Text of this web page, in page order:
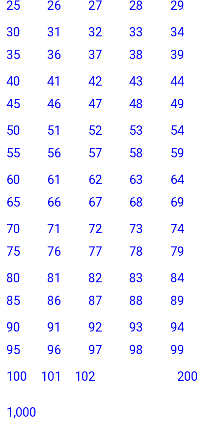
25
26 27 28
29
30
31 32 33
34
35
36 37 38
39
40
41 42 43
44
45
46 47 48
49
50
51 52 53
54
55
56 57 58
59
60
61 62 63
64
65
66 67 68
69
70
71 72 73
74
75
76 77 78
79
80
81 82 83
84
85
86 87 88
89
90
91 92 93
94
95
96 97 98
99
100
101 102 200
1,000